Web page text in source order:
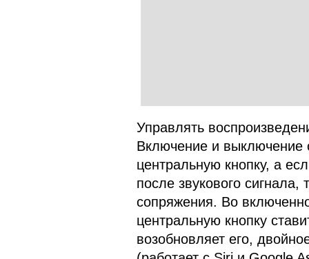
Управлять
Включение и выключение
центральную кнопку, а
после звукового
сопряжения. Во
центральную кнопку
возобновляет его,